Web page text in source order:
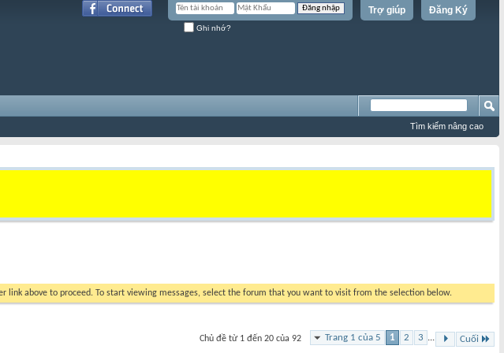
Đăng Ký
Trợ giúp
Ghi nhớ?
Tìm kiếm nâng cao
link above to proceed. To start viewing messages, select the forum that you want to visit from the selection below.
Trang 1 của 5 1 2 3 ... Cuối
Chủ đề từ 1 đến 20 của 92